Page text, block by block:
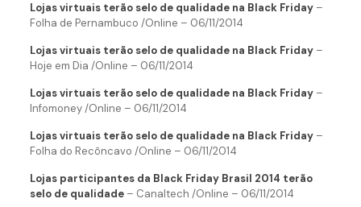
Lojas virtuais terão selo de qualidade na Black Friday–
Folha de Pernambuco /Online – 06/11/2014
Lojas virtuais terão selo de qualidade na Black Friday–
Hoje em Dia /Online – 06/11/2014
Lojas virtuais terão selo de qualidade na Black Friday–
Infomoney /Online – 06/11/2014
Lojas virtuais terão selo de qualidade na Black Friday–
Folha do Recôncavo /Online – 06/11/2014
Lojas participantes da Black Friday Brasil 2014 terão
selo de qualidade– Canaltech /Online – 06/11/2014